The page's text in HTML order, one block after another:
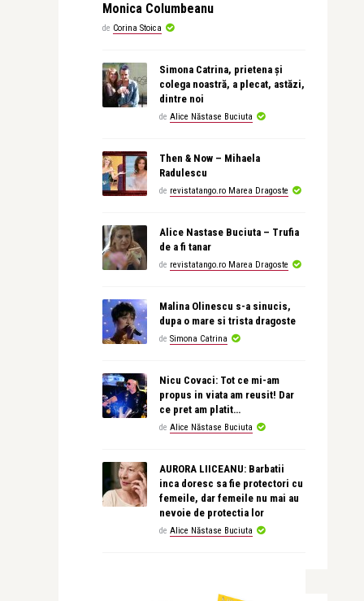
Monica Columbeanu
de Corina Stoica
Simona Catrina, prietena și
colega noastră, a plecat, astăzi,
dintre noi
de Alice Năstase Buciuta
Then & Now – Mihaela
Radulescu
de revistatango.ro Marea Dragoste
Alice Nastase Buciuta – Trufia
de a fi tanar
de revistatango.ro Marea Dragoste
Malina Olinescu s-a sinucis,
dupa o mare si trista dragoste
de Simona Catrina
Nicu Covaci: Tot ce mi-am
propus in viata am reusit! Dar
ce pret am platit…
de Alice Năstase Buciuta
AURORA LIICEANU: Barbatii
inca doresc sa fie protectori cu
femeile, dar femeile nu mai au
nevoie de protectia lor
de Alice Năstase Buciuta